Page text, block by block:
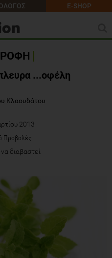
E-SHOP
...οφέλη
Κλαουδάτου
2013
Προβολές
διαβαστεί